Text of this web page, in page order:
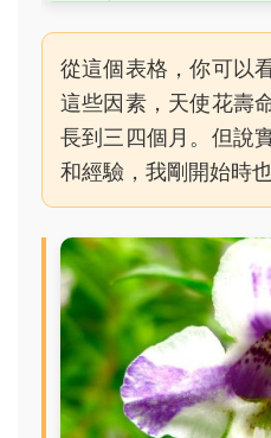
從這個表格，你可以
這些因素，天使花壽
長到三四個月。但說
和經驗，我剛開始時